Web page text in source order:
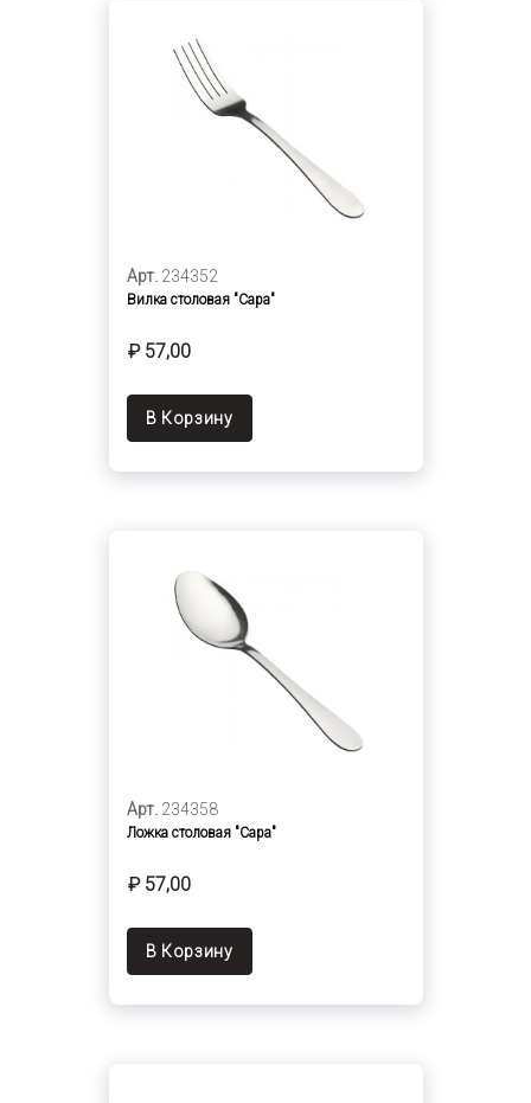
Арт. 234352
Вилка столовая "Сара"
₽ 57,00
В Корзину
Арт. 234358
Ложка столовая "Сара"
₽ 57,00
В Корзину